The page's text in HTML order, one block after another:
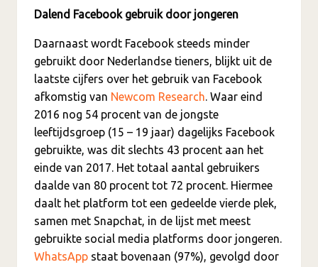
Dalend Facebook gebruik door jongeren
Daarnaast wordt Facebook steeds minder
gebruikt door Nederlandse tieners, blijkt uit de
laatste cijfers over het gebruik van Facebook
afkomstig van Newcom Research. Waar eind
2016 nog 54 procent van de jongste
leeftijdsgroep (15 – 19 jaar) dagelijks Facebook
gebruikte, was dit slechts 43 procent aan het
einde van 2017. Het totaal aantal gebruikers
daalde van 80 procent tot 72 procent. Hiermee
daalt het platform tot een gedeelde vierde plek,
samen met Snapchat, in de lijst met meest
gebruikte social media platforms door jongeren.
WhatsApp staat bovenaan (97%), gevolgd door